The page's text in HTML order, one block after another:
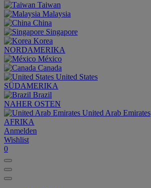
Taiwan
Malaysia
China
Singapore
Korea
NORDAMERIKA
México
Canada
United States
SÜDAMERIKA
Brazil
NAHER OSTEN
United Arab Emirates
AFRIKA
Anmelden
Wishlist
0